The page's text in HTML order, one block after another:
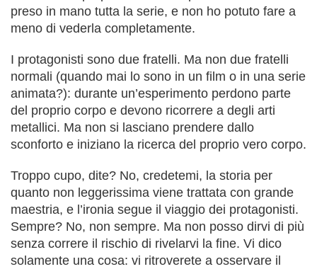
preso in mano tutta la serie, e non ho potuto fare a
meno di vederla completamente.
I protagonisti sono due fratelli. Ma non due fratelli
normali (quando mai lo sono in un film o in una serie
animata?): durante un’esperimento perdono parte
del proprio corpo e devono ricorrere a degli arti
metallici. Ma non si lasciano prendere dallo
sconforto e iniziano la ricerca del proprio vero corpo.
Troppo cupo, dite? No, credetemi, la storia per
quanto non leggerissima viene trattata con grande
maestria, e l’ironia segue il viaggio dei protagonisti.
Sempre? No, non sempre. Ma non posso dirvi di più
senza correre il rischio di rivelarvi la fine. Vi dico
solamente una cosa: vi ritroverete a osservare il